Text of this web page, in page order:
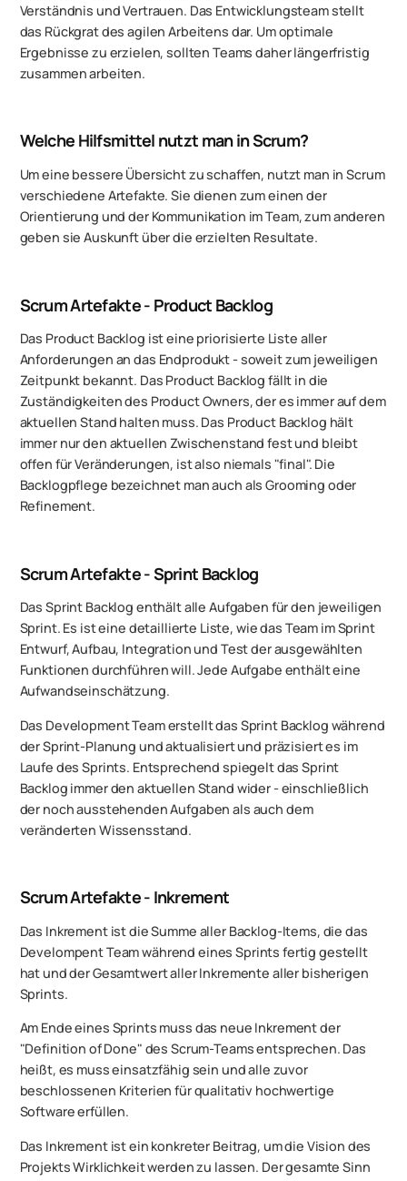
Verständnis und Vertrauen. Das Entwicklungsteam stellt
das Rückgrat des agilen Arbeitens dar. Um optimale
Ergebnisse zu erzielen, sollten Teams daher längerfristig
zusammen arbeiten.
Welche Hilfsmittel nutzt man in Scrum?
Um eine bessere Übersicht zu schaffen, nutzt man in Scrum
verschiedene Artefakte. Sie dienen zum einen der
Orientierung und der Kommunikation im Team, zum anderen
geben sie Auskunft über die erzielten Resultate.
Scrum Artefakte - Product Backlog
Das Product Backlog ist eine priorisierte Liste aller
Anforderungen an das Endprodukt - soweit zum jeweiligen
Zeitpunkt bekannt. Das Product Backlog fällt in die
Zuständigkeiten des Product Owners, der es immer auf dem
aktuellen Stand halten muss. Das Product Backlog hält
immer nur den aktuellen Zwischenstand fest und bleibt
offen für Veränderungen, ist also niemals "final". Die
Backlogpflege bezeichnet man auch alsGrooming oder
Refinement.
Scrum Artefakte - Sprint Backlog
Das Sprint Backlog enthält alle Aufgaben für den jeweiligen
Sprint. Es ist eine detaillierte Liste, wie das Team im Sprint
Entwurf, Aufbau, Integration und Test der ausgewählten
Funktionen durchführen will. Jede Aufgabe enthält eine
Aufwandseinschätzung.
Das Development Team erstellt das Sprint Backlog während
der Sprint-Planung und aktualisiert und präzisiert es im
Laufe des Sprints. Entsprechend spiegelt das Sprint
Backlog immer den aktuellen Stand wider - einschließlich
der noch ausstehenden Aufgaben als auch dem
veränderten Wissensstand.
Scrum Artefakte - Inkrement
Das Inkrement ist die Summe aller Backlog-Items, die das
Develompent Team während eines Sprints fertig gestellt
hat und der Gesamtwert aller Inkremente aller bisherigen
Sprints.
Am Ende eines Sprints muss das neue Inkrement der
"Definition of Done" des Scrum-Teams entsprechen. Das
heißt, es muss einsatzfähig sein und alle zuvor
beschlossenen Kriterien für qualitativ hochwertige
Software erfüllen.
Das Inkrement ist ein konkreter Beitrag, um die Vision des
Projekts Wirklichkeit werden zu lassen. Der gesamte Sinn